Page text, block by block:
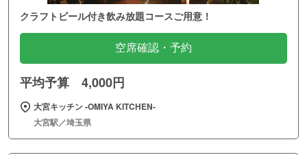
クラフトビール付き飲み放題コースご用意！
空席確認・予約
平均予算 4,000円
大宮キッチン ‐OMIYA KITCHEN‐
大宮駅／埼玉県